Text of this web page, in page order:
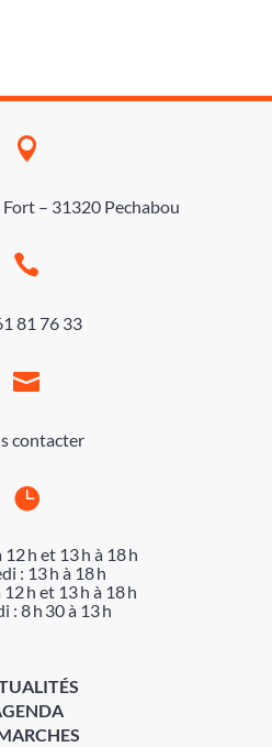

– 31320 Pechabou

81 76 33

contacter

12 h et 13 h à 18 h
: 13 h à 18 h
12 h et 13 h à 18 h
: 8 h 30 à 13 h